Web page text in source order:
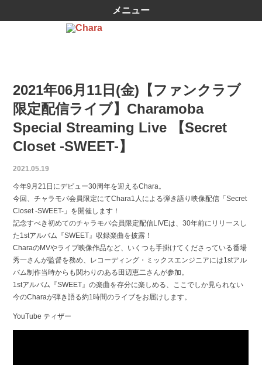
メニュー
2021年06月11日(金)【ファンクラブ
限定配信ライブ】Charamoba
Special Streaming Live 【Secret
Closet -SWEET-】
2021.05.19
今年9月21日にデビュー30周年を迎えるChara。
今回、チャラモバ会員限定にてChara1人による弾き語り映像配信「Secret
Closet -SWEET-」を開催します！
記念すべき初めてのチャラモバ会員限定配信LIVEは、30年前にリリースし
た1stアルバム『SWEET』収録楽曲を披露！
CharaのMVやライブ映像作品など、いくつも手掛けてくださっている番場
秀一さんが監督を務め、レコーディング・ミックスエンジニアには1stアル
バム制作当時からも関わりのある田辺恵二さんが参加。
1stアルバム『SWEET』の楽曲を存分に楽しめる、ここでしか見られない
今のCharaが弾き語る約1時間のライブをお届けします。
YouTube ティザー